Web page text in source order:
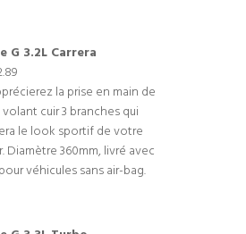
G 3.2L Carrera
la prise en main de
cuir 3 branches qui
le look sportif de votre
Diamètre 360mm, livré avec
véhicules sans air-bag.